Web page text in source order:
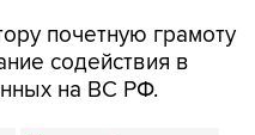
почетную грамоту
содействия в
на ВС РФ.